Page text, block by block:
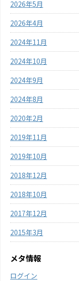
2026年5月
2026年4月
2024年11月
2024年10月
2024年9月
2024年8月
2020年2月
2019年11月
2019年10月
2018年12月
2018年10月
2017年12月
2015年3月
メタ情報
ログイン